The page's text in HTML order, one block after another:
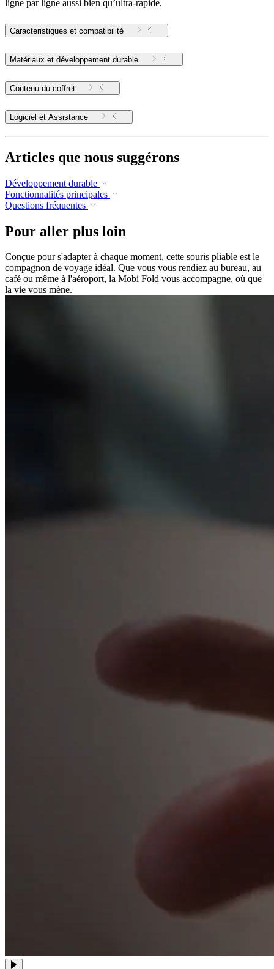
ligne par ligne aussi bien qu’ultra-rapide.
Caractéristiques et compatibilité
Matériaux et développement durable
Contenu du coffret
Logiciel et Assistance
Articles que nous suggérons
Développement durable
Fonctionnalités principales
Questions fréquentes
Pour aller plus loin
Conçue pour s'adapter à chaque moment, cette souris pliable est le
compagnon de voyage idéal. Que vous vous rendiez au bureau, au
café ou même à l'aéroport, la Mobi Fold vous accompagne, où que
la vie vous mène.